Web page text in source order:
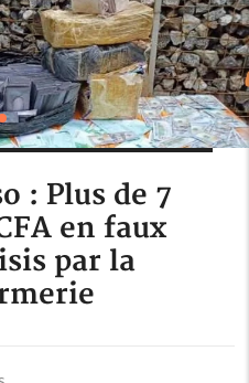
: Plus de 7
en faux
par la